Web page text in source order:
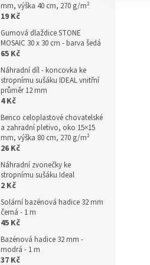
mm, výška 40 cm, 270 g/m²
19 Kč
Gumová dlaždice STONE
MOSAIC 30 x 30 cm - barva šedá
65 Kč
Náhradní díl - koncovka ke
stropnímu sušáku IDEAL vnitřní
průměr 12 mm
4 Kč
Benco celoplastové chovatelské
a zahradní pletivo, oko 15×15
mm, výška 80 cm, 270 g/m²
26 Kč
Náhradní zvonečky ke
stropnímu sušáku Ideal
2 Kč
Solární bazénová hadice 32 mm
černá - 1 m
45 Kč
Bazénová hadice 32 mm -
modrá - 1 m
37 Kč